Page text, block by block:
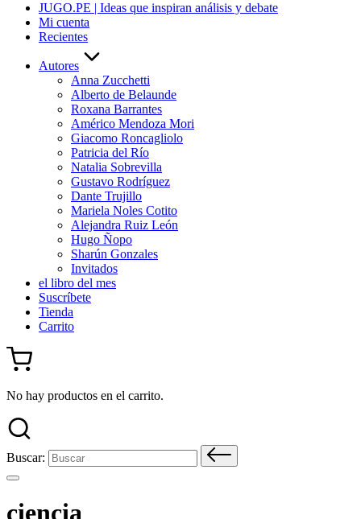
JUGO.PE | Ideas que inspiran análisis y debate
Mi cuenta
Recientes
Autores
Anna Zucchetti
Alberto de Belaunde
Roxana Barrantes
Américo Mendoza Mori
Giacomo Roncagliolo
Patricia del Río
Natalia Sobrevilla
Gustavo Rodríguez
Dante Trujillo
Mariela Noles Cotito
Alejandra Ruiz León
Hugo Ñopo
Sharún Gonzales
Invitados
el libro del mes
Suscríbete
Tienda
Carrito
No hay productos en el carrito.
Buscar:
ciencia